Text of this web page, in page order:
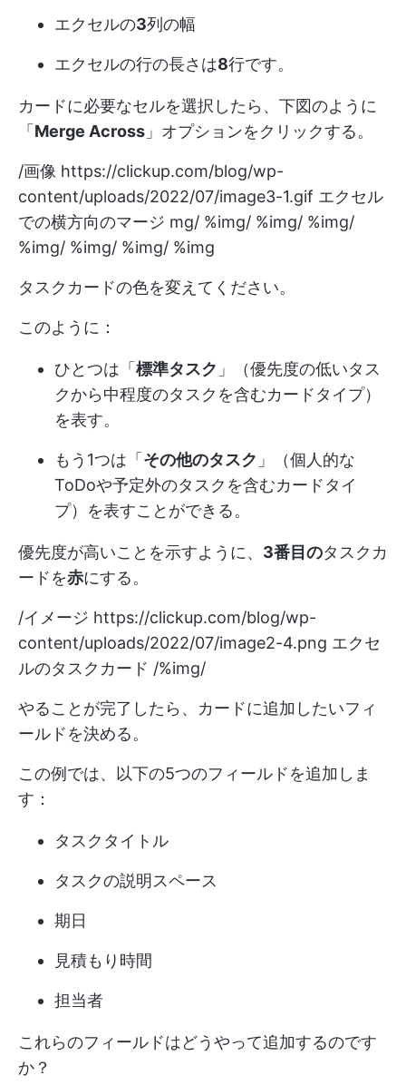
エクセルの3列の幅
エクセルの行の長さは8行です。
カードに必要なセルを選択したら、下図のように
「 Merge Across 」オプションをクリックする。
/画像 https://clickup.com/blog/wp-
content/uploads/2022/07/image3-1.gif エクセル
での横方向のマージ mg/ %img/ %img/ %img/
%img/ %img/ %img/ %img
タスクカードの色を変えてください。
このように：
ひとつは「 標準タスク 」（優先度の低いタス
クから中程度のタスクを含むカードタイプ）
を表す。
もう1つは「 その他のタスク 」（個人的な
ToDoや予定外のタスクを含むカードタイ
プ）を表すことができる。
優先度が高いことを示すように、 3番目のタスクカ
ードを赤にする。
/イメージ https://clickup.com/blog/wp-
content/uploads/2022/07/image2-4.png エクセ
ルのタスクカード /%img/
やることが完了したら、カードに追加したいフィ
ールドを決める。
この例では、以下の5つのフィールドを追加しま
す：
タスクタイトル
タスクの説明スペース
期日
見積もり時間
担当者
これらのフィールドはどうやって追加するのです
か？